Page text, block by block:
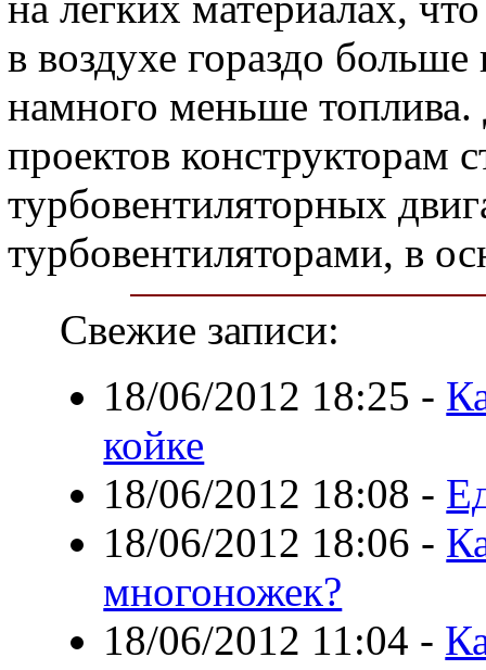
в воздухе гораздо
намного меньше
проектов конструкторам
турбовентиляторных
турбовентиляторами, в
Свежие записи:
18/06/2012 18:25 -
койке
18/06/2012 18:08 -
18/06/2012 18:06 -
многоножек?
18/06/2012 11:04 -